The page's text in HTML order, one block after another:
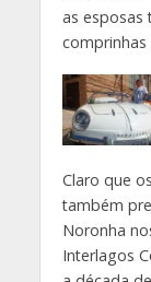
as esposas
comprinhas
Claro que
também
Noronha
Interlagos